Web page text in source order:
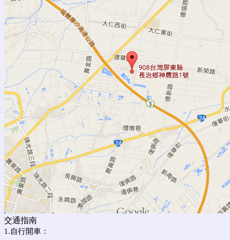
交通指南
1.自行開車：